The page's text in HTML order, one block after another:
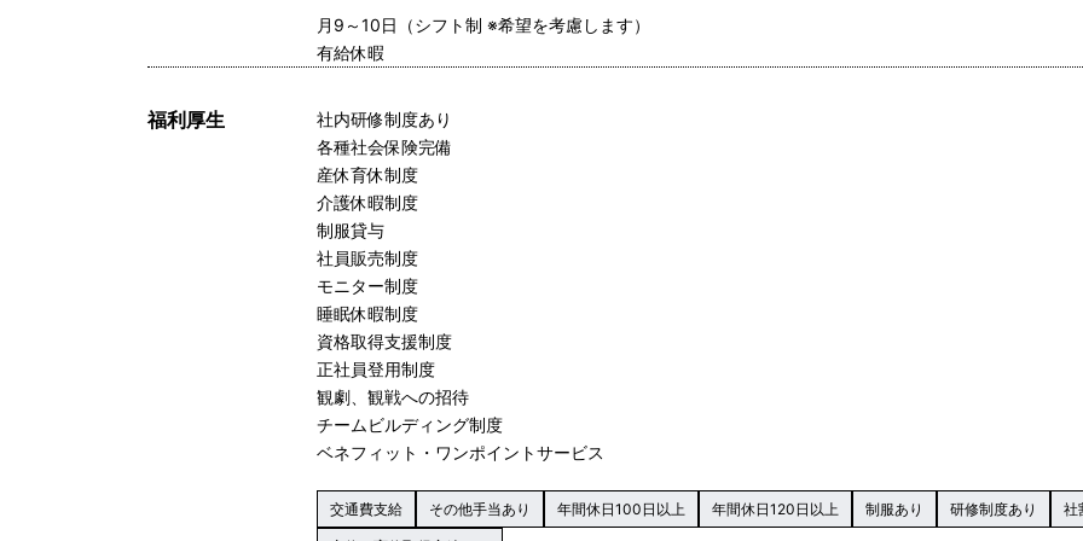
月9～10日（シフト制 ※希望を考慮します）
有給休暇
福利厚生
社内研修制度あり
各種社会保険完備
産休育休制度
介護休暇制度
制服貸与
社員販売制度
モニター制度
睡眠休暇制度
資格取得支援制度
正社員登用制度
観劇、観戦への招待
チームビルディング制度
ベネフィット・ワンポイントサービス
交通費支給 その他手当あり 年間休日100日以上 年間休日120日以上 制服あり 研修制度あり 社